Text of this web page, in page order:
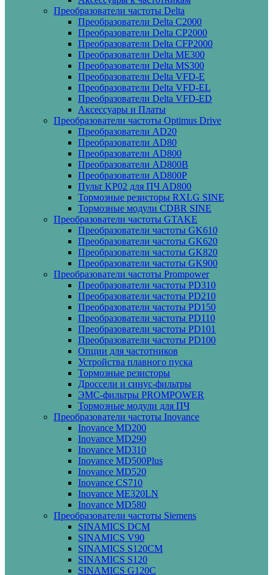
Преобразователи частоты Delta
Преобразователи Delta C2000
Преобразователи Delta CP2000
Преобразователи Delta CFP2000
Преобразователи Delta ME300
Преобразователи Delta MS300
Преобразователи Delta VFD-E
Преобразователи Delta VFD-EL
Преобразователи Delta VFD-ED
Аксессуары и Платы
Преобразователи частоты Optimus Drive
Преобразователи AD20
Преобразователи AD80
Преобразователи AD800
Преобразователи AD800B
Преобразователи AD800P
Пульт KP02 для ПЧ AD800
Тормозные резисторы RXLG SINE
Тормозные модули CDBR SINE
Преобразователи частоты GTAKE
Преобразователи частоты GK610
Преобразователи частоты GK620
Преобразователи частоты GK820
Преобразователи частоты GK900
Преобразователи частоты Prompower
Преобразователи частоты PD310
Преобразователи частоты PD210
Преобразователи частоты PD150
Преобразователи частоты PD110
Преобразователи частоты PD101
Преобразователи частоты PD100
Опции для частотников
Устройства плавного пуска
Тормозные резисторы
Дроссели и синус-фильтры
ЭМС-фильтры PROMPOWER
Тормозные модули для ПЧ
Преобразователи частоты Inovance
Inovance MD200
Inovance MD290
Inovance MD310
Inovance MD500Plus
Inovance MD520
Inovance CS710
Inovance ME320LN
Inovance MD580
Преобразователи частоты Siemens
SINAMICS DCM
SINAMICS V90
SINAMICS S120CM
SINAMICS S120
SINAMICS G120C